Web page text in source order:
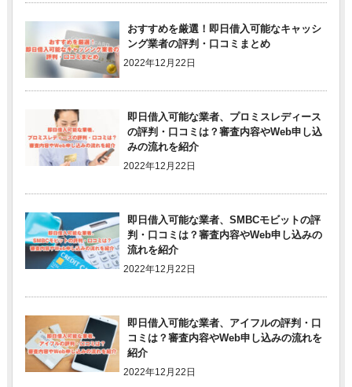
おすすめを厳選！即日借入可能なキャッシ
ング業者の評判・口コミまとめ
2022年12月22日
即日借入可能な業者、プロミスレディース
の評判・口コミは？審査内容やWeb申し込
みの流れを紹介
2022年12月22日
即日借入可能な業者、SMBCモビットの評
判・口コミは？審査内容やWeb申し込みの
流れを紹介
2022年12月22日
即日借入可能な業者、アイフルの評判・口
コミは？審査内容やWeb申し込みの流れを
紹介
2022年12月22日